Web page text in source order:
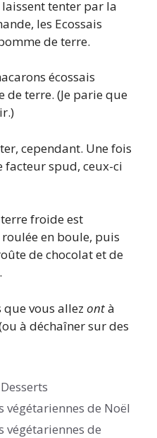
tenter par la
les Ecossais
de terre.
écossais
terre. (Je parie que
cependant. Une fois
facteur spud, ceux-ci
froide est
en boule, puis
de chocolat et de
que vous allez ontà
à déchaîner sur des
Desserts
végétariennes de Noël
végétariennes de